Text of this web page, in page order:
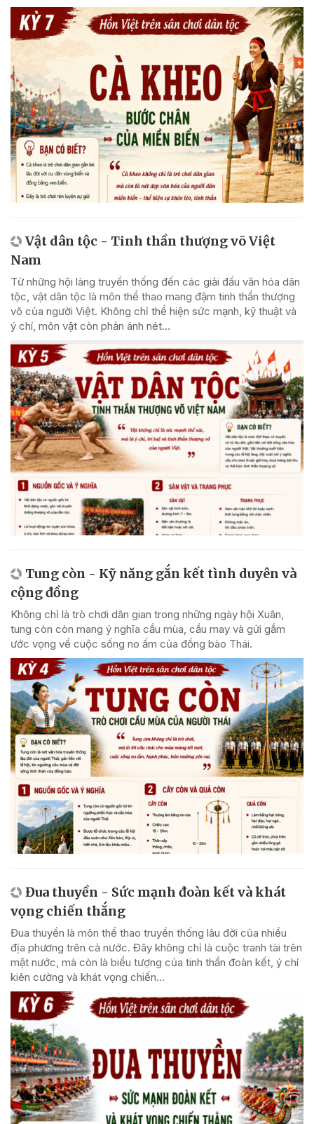
Vật dân tộc - Tinh thần thượng võ Việt
Nam
Từ những hội làng truyền thống đến các giải đấu văn hóa dân
tộc, vật dân tộc là môn thể thao mang đậm tinh thần thượng
võ của người Việt. Không chỉ thể hiện sức mạnh, kỹ thuật và
ý chí, môn vật còn phản ánh nét...
Tung còn - Kỹ năng gắn kết tình duyên và
cộng đồng
Không chỉ là trò chơi dân gian trong những ngày hội Xuân,
tung còn còn mang ý nghĩa cầu mùa, cầu may và gửi gắm
ước vọng về cuộc sống no ấm của đồng bào Thái.
Đua thuyền - Sức mạnh đoàn kết và khát
vọng chiến thắng
Đua thuyền là môn thể thao truyền thống lâu đời của nhiều
địa phương trên cả nước. Đây không chỉ là cuộc tranh tài trên
mặt nước, mà còn là biểu tượng của tinh thần đoàn kết, ý chí
kiên cường và khát vọng chiến...